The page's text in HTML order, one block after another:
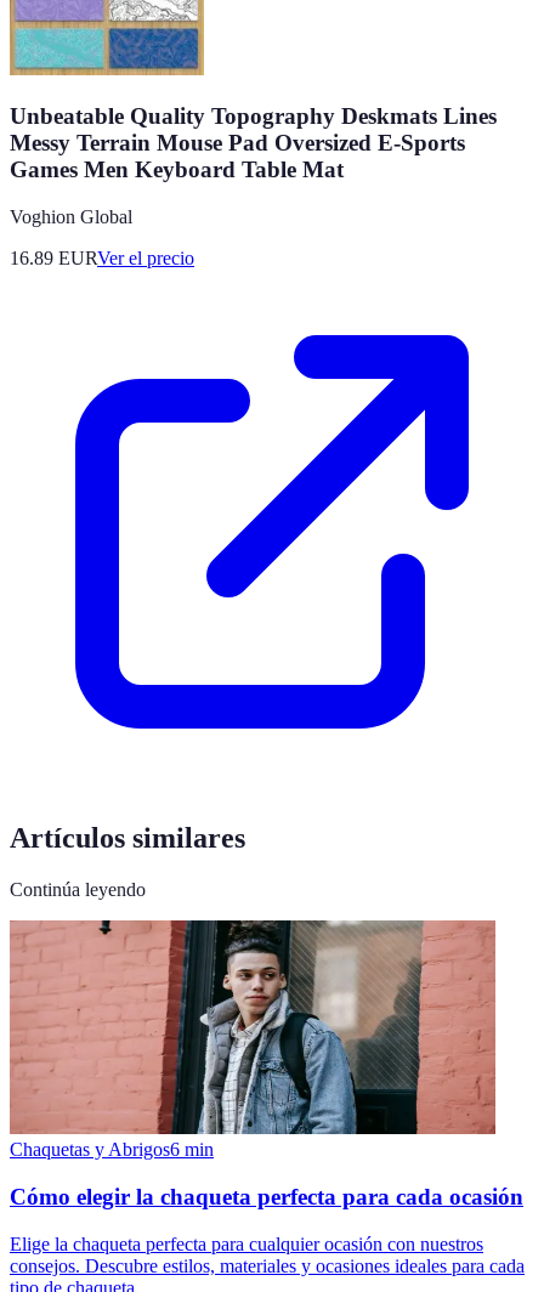
Unbeatable Quality Topography Deskmats Lines
Messy Terrain Mouse Pad Oversized E-Sports
Games Men Keyboard Table Mat
Voghion Global
16.89 EURVer el precio
Artículos similares
Continúa leyendo
Chaquetas y Abrigos6 min
Cómo elegir la chaqueta perfecta para cada ocasión
Elige la chaqueta perfecta para cualquier ocasión con nuestros
consejos. Descubre estilos, materiales y ocasiones ideales para cada
tipo de chaqueta.